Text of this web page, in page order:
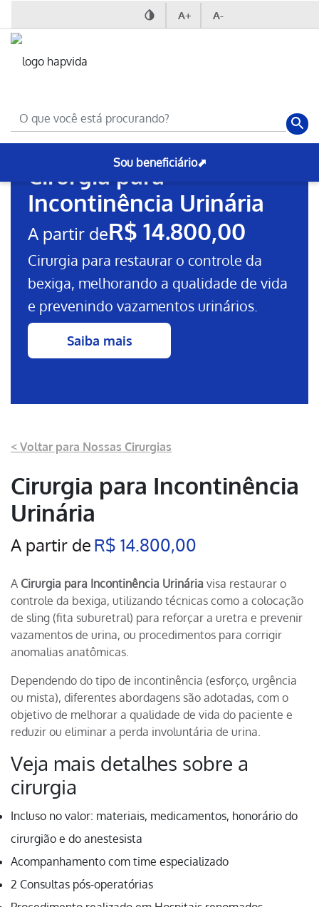
A+ A-
Sou beneficiário⬈
Nossas Cirurgias Cirurgia Ginecológica
Cirurgia para
Incontinência Urinária
A partir deR$ 14.800,00
Cirurgia para restaurar o controle da
bexiga, melhorando a qualidade de vida
e prevenindo vazamentos urinários.
Saiba mais
< Voltar para Nossas Cirurgias
Cirurgia para Incontinência
Urinária
A partir deR$ 14.800,00
A Cirurgia para Incontinência Urinária visa restaurar o
controle da bexiga, utilizando técnicas como a colocação
de sling (fita suburetral) para reforçar a uretra e prevenir
vazamentos de urina, ou procedimentos para corrigir
anomalias anatômicas.
Dependendo do tipo de incontinência (esforço, urgência
ou mista), diferentes abordagens são adotadas, com o
objetivo de melhorar a qualidade de vida do paciente e
reduzir ou eliminar a perda involuntária de urina.
Veja mais detalhes sobre a
cirurgia
Incluso no valor: materiais, medicamentos, honorário do
cirurgião e do anestesista
Acompanhamento com time especializado
2 Consultas pós-operatórias